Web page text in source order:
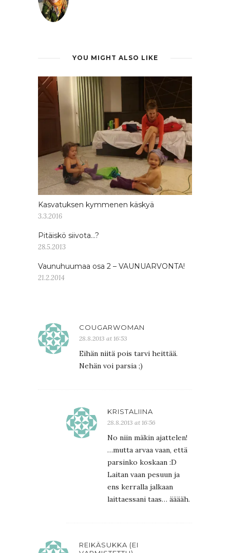
YOU MIGHT ALSO LIKE
Kasvatuksen kymmenen käskyä
3.3.2016
Pitäiskö siivota…?
28.5.2013
Vaunuhuumaa osa 2 – VAUNUARVONTA!
21.2.2014
COUGARWOMAN
28.8.2013 at 16:53
Eihän niitä pois tarvi heittää.
Nehän voi parsia ;)
KRISTALIINA
28.8.2013 at 16:56
No niin mäkin ajattelen!
…mutta arvaa vaan, että
parsinko koskaan :D
Laitan vaan pesuun ja
ens kerralla jalkaan
laittaessani taas… ääääh.
REIKÄSUKKA (EI